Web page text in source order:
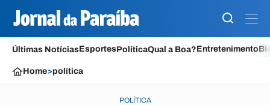
Últimas NotíciasEsportesPolíticaQual a Boa?Entretenimento
Home>política
POLÍTICA